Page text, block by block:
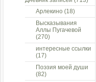
Арлекино (18)
Высказывания
Аллы Пугачевой
(270)
интересные ссылки
(17)
Поэзия моей души
(82)